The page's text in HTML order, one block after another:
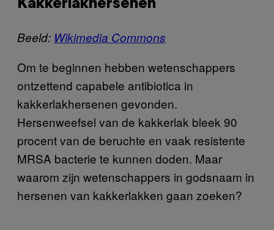
Kakkerlakhersenen
Beeld: Wikimedia Commons
Om te beginnen hebben wetenschappers
ontzettend capabele antibiotica in
kakkerlakhersenen gevonden.
Hersenweefsel van de kakkerlak bleek 90
procent van de beruchte en vaak resistente
MRSA bacterie te kunnen doden. Maar
waarom zijn wetenschappers in godsnaam in
hersenen van kakkerlakken gaan zoeken?